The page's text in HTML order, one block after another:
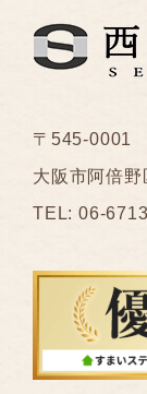
〒545-0001
大阪市阿倍
TEL: 06-